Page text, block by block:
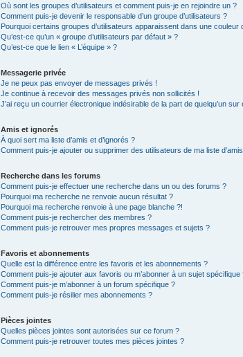
Où sont les groupes d’utilisateurs et comment puis-je en rejoindre un ?
Comment puis-je devenir le responsable d’un groupe d’utilisateurs ?
Pourquoi certains groupes d’utilisateurs apparaissent dans une couleur
Qu’est-ce qu’un « groupe d’utilisateurs par défaut » ?
Qu’est-ce que le lien « L’équipe » ?
Messagerie privée
Je ne peux pas envoyer de messages privés !
Je continue à recevoir des messages privés non sollicités !
J’ai reçu un courrier électronique indésirable de la part de quelqu’un sur
Amis et ignorés
À quoi sert ma liste d’amis et d’ignorés ?
Comment puis-je ajouter ou supprimer des utilisateurs de ma liste
Recherche dans les forums
Comment puis-je effectuer une recherche dans un ou des forums ?
Pourquoi ma recherche ne renvoie aucun résultat ?
Pourquoi ma recherche renvoie à une page blanche ?!
Comment puis-je rechercher des membres ?
Comment puis-je retrouver mes propres messages et sujets ?
Favoris et abonnements
Quelle est la différence entre les favoris et les abonnements ?
Comment puis-je ajouter aux favoris ou m’abonner à un sujet spécifique
Comment puis-je m’abonner à un forum spécifique ?
Comment puis-je résilier mes abonnements ?
Pièces jointes
Quelles pièces jointes sont autorisées sur ce forum ?
Comment puis-je retrouver toutes mes pièces jointes ?